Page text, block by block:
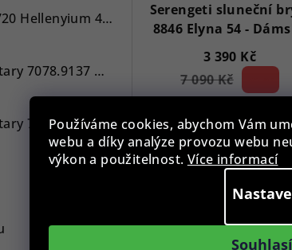
Používáme cookies, abychom Vám
webu a díky analýze provozu webu
výkon a použitelnost. Více informací
Versace VE3A00720 Hellenyium 42mm
Swiss Alpine Military 7078.9137 Chronograph 45mm
Swiss Alpine Military 7043.9237 Star Fighter Saphirglas Chrono 46 mm
Serengeti sluneční
8846 Elyna 54 -
3 390 Kč
7 090 Kč
Do košíku
Novinka